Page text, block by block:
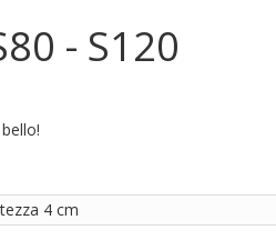
- S120
4 cm